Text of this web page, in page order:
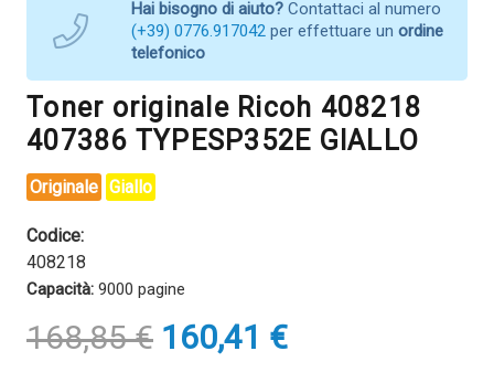
Hai bisogno di aiuto? Contattaci al numero
(+39) 0776.917042 per effettuare un ordine
telefonico
Toner originale Ricoh 408218
407386 TYPESP352E GIALLO
Originale Giallo
Codice:
408218
Capacità: 9000 pagine
168,85€ Il
prezzo
160,41 €Il
prezzo